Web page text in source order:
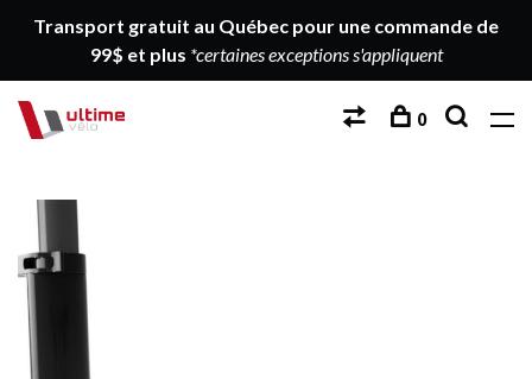
Transport gratuit au Québec pour une commande de
99$ et plus *certaines exceptions s'appliquent
0